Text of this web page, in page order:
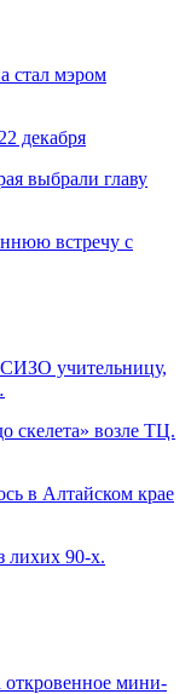
стал мэром
декабря
выбрали главу
встречу с
учительницу,
скелета» возле ТЦ.
в Алтайском крае
лихих 90-х.
откровенное мини-